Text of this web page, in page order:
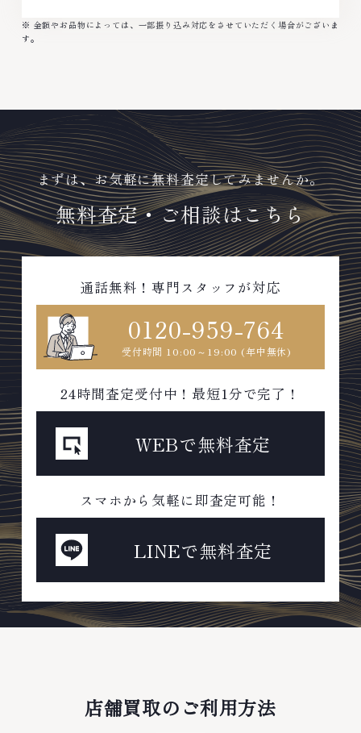
※ 金額やお品物によっては、一部振り込み対応をさせていただく場合がございま
す。
まずは、お気軽に無料査定してみませんか。
無料査定・ご相談はこちら
通話無料！専門スタッフが対応
0120-959-764
受付時間 10:00～19:00 (年中無休)
24時間査定受付中！最短1分で完了！
WEBで無料査定
スマホから気軽に即査定可能！
LINEで無料査定
店舗買取のご利用方法